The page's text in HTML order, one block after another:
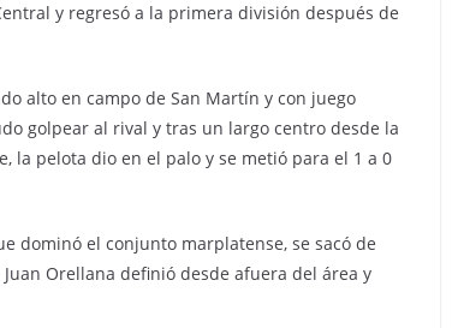
y regresó a la primera división después de
alto en campo de San Martín y con juego
golpear al rival y tras un largo centro desde la
la pelota dio en el palo y se metió para el 1 a 0
dominó el conjunto marplatense, se sacó de
Orellana definió desde afuera del área y